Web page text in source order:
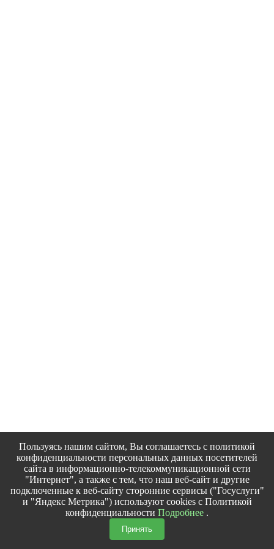
Пользуясь нашим сайтом, Вы соглашаетесь с политикой
конфиденциальности персональных данных посетителей
сайта в информационно-телекоммуникационной сети
"Интернет", а также с тем, что наш веб-сайт и другие
подключенные к веб-сайту сторонние сервисы ("Госуслуги"
и "Яндекс Метрика") используют cookies с Политикой
конфиденциальности Подробнее .
Принять